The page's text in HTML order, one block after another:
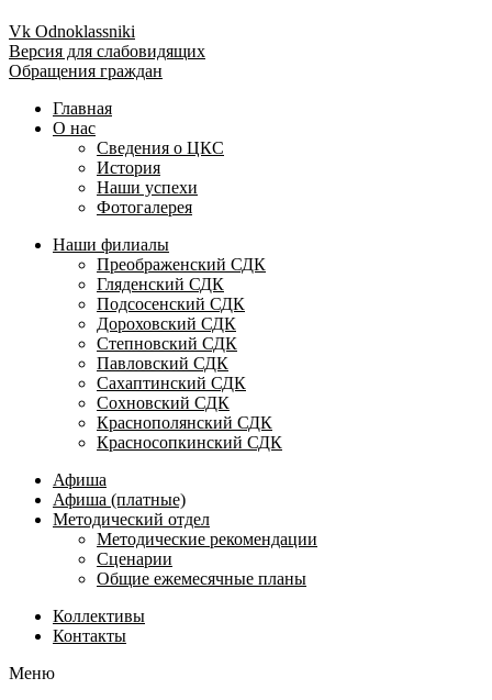
Vk Odnoklassniki
Версия для слабовидящих
Обращения граждан
Главная
О нас
Сведения о ЦКС
История
Наши успехи
Фотогалерея
Наши филиалы
Преображенский СДК
Гляденский СДК
Подсосенский СДК
Дороховский СДК
Степновский СДК
Павловский СДК
Сахаптинский СДК
Сохновский СДК
Краснополянский СДК
Красносопкинский СДК
Афиша
Афиша (платные)
Методический отдел
Методические рекомендации
Сценарии
Общие ежемесячные планы
Коллективы
Контакты
Меню